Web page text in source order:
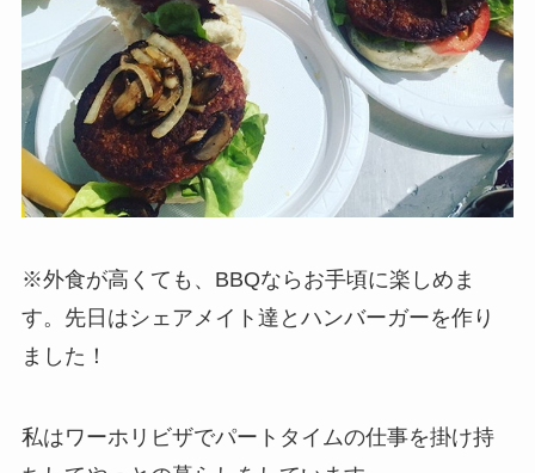
※外食が高くても、BBQならお手頃に楽しめま
す。先日はシェアメイト達とハンバーガーを作り
ました！
私はワーホリビザでパートタイムの仕事を掛け持